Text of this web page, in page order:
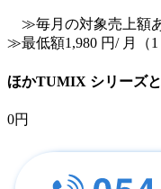
≫毎月の対象売上額
≫最低額1,980 円/ 月（1
ほかTUMIX シリーズ
0円